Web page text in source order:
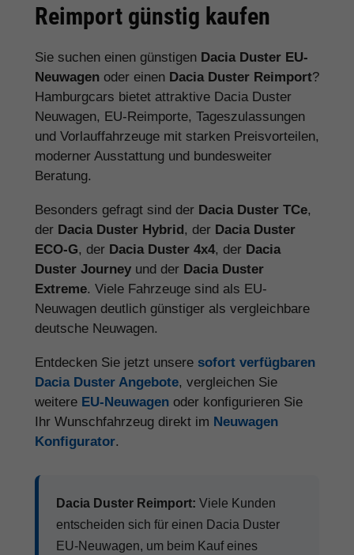
Reimport günstig kaufen
Sie suchen einen günstigen Dacia Duster EU-
Neuwagen oder einen Dacia Duster Reimport?
Hamburgcars bietet attraktive Dacia Duster
Neuwagen, EU-Reimporte, Tageszulassungen
und Vorlauffahrzeuge mit starken Preisvorteilen,
moderner Ausstattung und bundesweiter
Beratung.
Besonders gefragt sind der Dacia Duster TCe,
der Dacia Duster Hybrid, der Dacia Duster
ECO-G, der Dacia Duster 4x4, der Dacia
Duster Journey und der Dacia Duster
Extreme. Viele Fahrzeuge sind als EU-
Neuwagen deutlich günstiger als vergleichbare
deutsche Neuwagen.
Entdecken Sie jetzt unsere sofort verfügbaren
Dacia Duster Angebote, vergleichen Sie
weitere EU-Neuwagen oder konfigurieren Sie
Ihr Wunschfahrzeug direkt im Neuwagen
Konfigurator.
Dacia Duster Reimport: Viele Kunden
entscheiden sich für einen Dacia Duster
EU-Neuwagen, um beim Kauf eines